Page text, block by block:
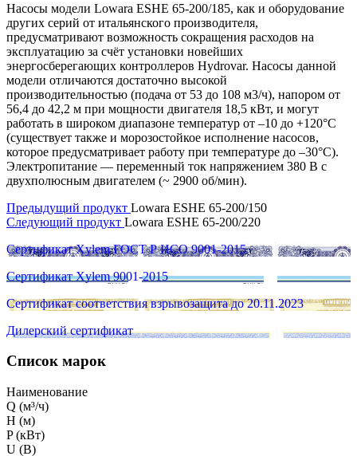
Насосы модели Lowara ESHE 65-200/185, как и оборудование
других серий от итальянского производителя,
предусматривают возможность сокращения расходов на
эксплуатацию за счёт установки новейших
энергосберегающих контроллеров Hydrovar. Насосы данной
модели отличаются достаточно высокой
производительностью (подача от 53 до 108 м3/ч), напором от
56,4 до 42,2 м при мощности двигателя 18,5 кВт, и могут
работать в широком диапазоне температур от –10 до +120°C
(существует также и морозостойкое исполнение насосов,
которое предусматривает работу при температуре до –30°C).
Электропитание — переменный ток напряжением 380 В c
двухполюсным двигателем (~ 2900 об/мин).
Предыдущий продукт Lowara ESHE 65-200/150
Следующий продукт Lowara ESHE 65-200/220
Сертификат Xylem ГОСТ Р ИСО 9001-2015
Сертификат Xylem 9001-2015
Сертификат соответствия взрывозащита до 20.11.2023
Дилерский сертификат
Список марок
Наименование
Q (м³/ч)
H (м)
P (кВт)
U (В)